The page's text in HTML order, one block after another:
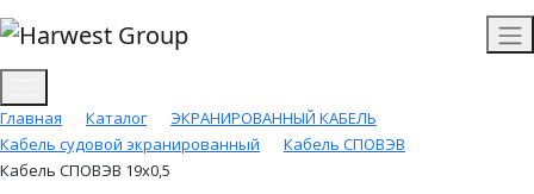
Главная Каталог
ЭКРАНИРОВАННЫЙ КАБЕЛЬ
Кабель судовой экранированный
Кабель СПОВЭВ
Кабель СПОВЭВ 19х0,5